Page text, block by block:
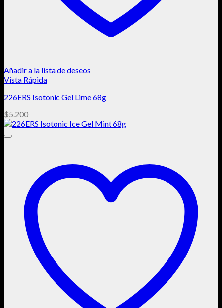
Añadir a la lista de deseos
Vista Rápida
226ERS Isotonic Gel Lime 68g
$5.200